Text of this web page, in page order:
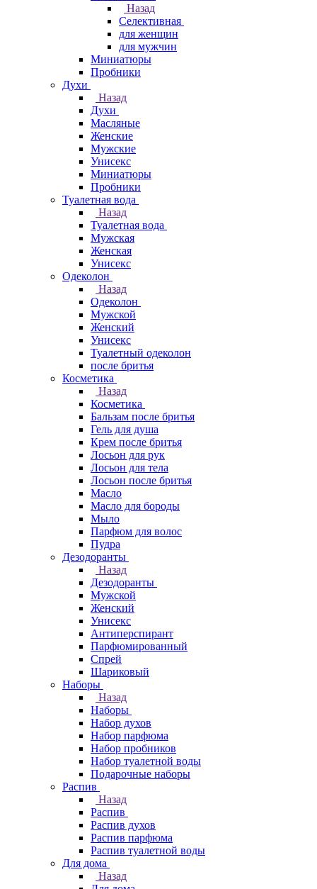
Назад
Селективная
для женщин
для мужчин
Миниатюры
Пробники
Духи
Назад
Духи
Масляные
Женские
Мужские
Унисекс
Миниатюры
Пробники
Туалетная вода
Назад
Туалетная вода
Мужская
Женская
Унисекс
Одеколон
Назад
Одеколон
Мужской
Женский
Унисекс
Туалетный одеколон
после бритья
Косметика
Назад
Косметика
Бальзам после бритья
Гель для душа
Крем после бритья
Лосьон для рук
Лосьон для тела
Лосьон после бритья
Масло
Масло для бороды
Мыло
Парфюм для волос
Пудра
Дезодоранты
Назад
Дезодоранты
Мужской
Женский
Унисекс
Антиперспирант
Парфюмированный
Спрей
Шариковый
Наборы
Назад
Наборы
Набор духов
Набор парфюма
Набор пробников
Набор туалетной воды
Подарочные наборы
Распив
Назад
Распив
Распив духов
Распив парфюма
Распив туалетной воды
Для дома
Назад